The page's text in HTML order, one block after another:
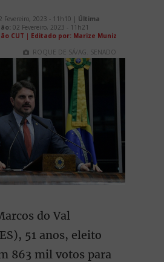
Fevereiro, 2023 - 11h10 | Última
02 Fevereiro, 2023 - 11h21
CUT | Editado por: Marize Muniz
ROQUE DE SÁ/AG. SENADO
do Val
51 anos, eleito
863 mil votos para